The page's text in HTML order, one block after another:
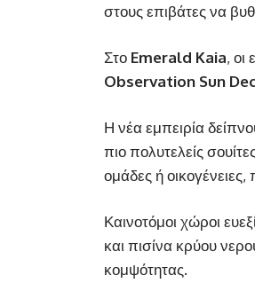
στους επιβάτες να
Στο Emerald Kaia, οι
Observation Sun
Η νέα εμπειρία
πιο πολυτελείς
ομάδες ή
Καινοτόμοι χώροι
και πισίνα κρύου
κομψότητας.